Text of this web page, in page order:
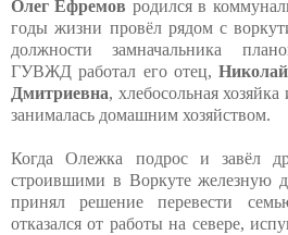
Олег Ефремов родился в
годы жизни провёл рядом с
должности замначальника
ГУВЖД работал его отец,
Дмитриевна, хлебосольная
занималась домашним хозяйством.
Когда Олежка подрос и завёл
строившими в Воркуте железную
принял решение перевести
отказался от работы на севере,